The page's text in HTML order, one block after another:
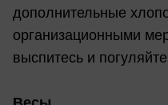
дополнительные
организационными
выспитесь и